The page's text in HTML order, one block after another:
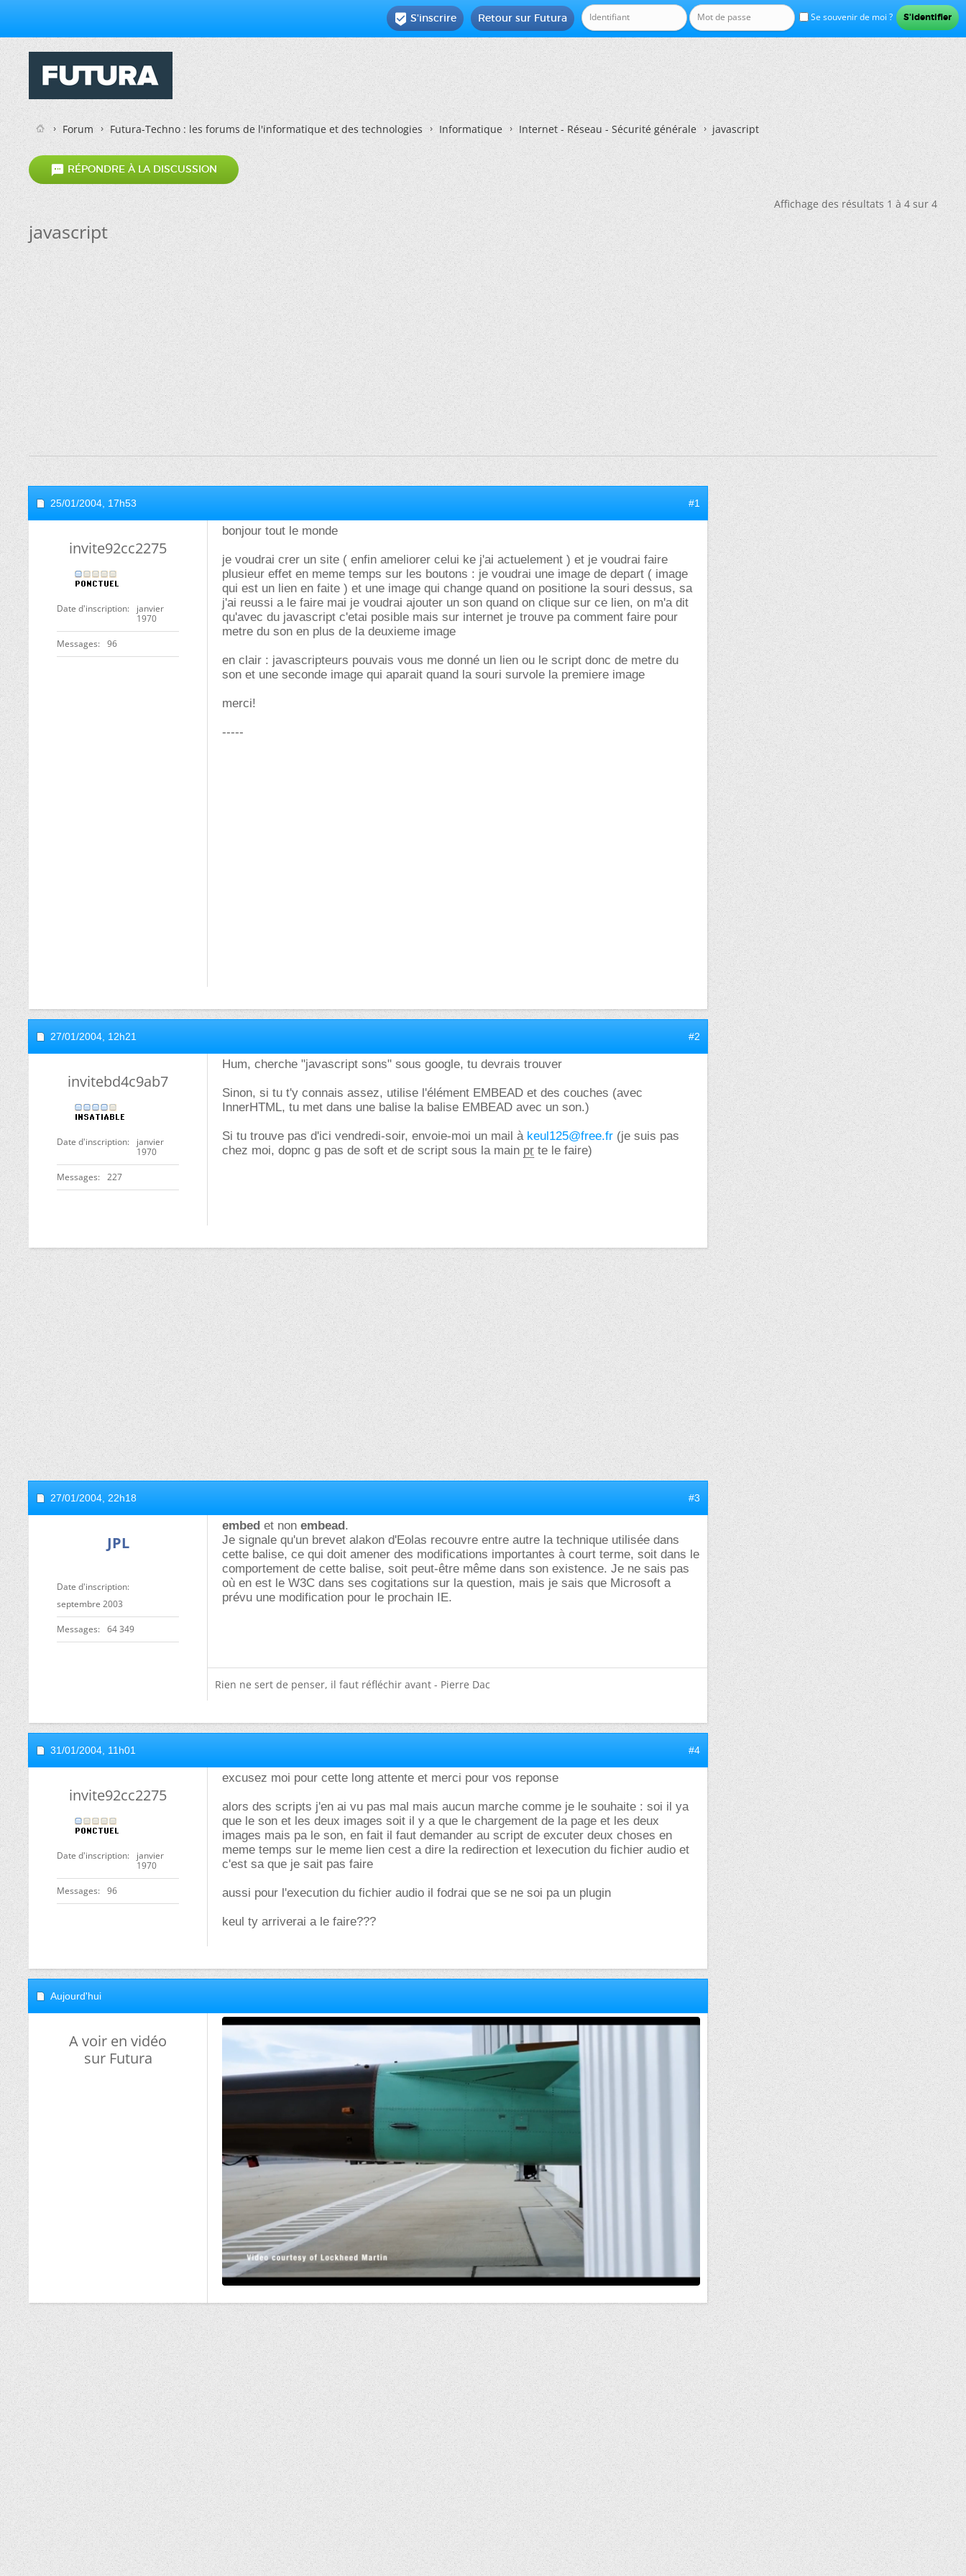
Se souvenir de moi ?
Retour sur Futura
 S'inscrire
Forum Futura-Techno : les forums de l'informatique et des technologies Informatique Internet - Réseau - Sécurité générale javascript
 RÉPONDRE À LA DISCUSSION
Affichage des résultats 1 à 4 sur 4
javascript
25/01/2004, 17h53 #1
invite92cc2275
Date d'inscription
janvier
1970
Messages 96
bonjour tout le monde
je voudrai crer un site ( enfin ameliorer celui ke j'ai actuelement ) et je voudrai faire
plusieur effet en meme temps sur les boutons : je voudrai une image de depart ( image
qui est un lien en faite ) et une image qui change quand on positione la souri dessus, sa
j'ai reussi a le faire mai je voudrai ajouter un son quand on clique sur ce lien, on m'a dit
qu'avec du javascript c'etai posible mais sur internet je trouve pa comment faire pour
metre du son en plus de la deuxieme image
en clair : javascripteurs pouvais vous me donné un lien ou le script donc de metre du
son et une seconde image qui aparait quand la souri survole la premiere image
merci!
-----
27/01/2004, 12h21 #2
invitebd4c9ab7
Date d'inscription
janvier
1970
Messages 227
Hum, cherche "javascript sons" sous google, tu devrais trouver
Sinon, si tu t'y connais assez, utilise l'élément EMBEAD et des couches (avec
InnerHTML, tu met dans une balise la balise EMBEAD avec un son.)
Si tu trouve pas d'ici vendredi-soir, envoie-moi un mail à keul125@free.fr (je suis pas
chez moi, dopnc g pas de soft et de script sous la main pr te le faire)
27/01/2004, 22h18 #3
JPL
Date d'inscription
septembre 2003
Messages 64 349
embed et non embead.
Je signale qu'un brevet alakon d'Eolas recouvre entre autre la technique utilisée dans
cette balise, ce qui doit amener des modifications importantes à court terme, soit dans le
comportement de cette balise, soit peut-être même dans son existence. Je ne sais pas
où en est le W3C dans ses cogitations sur la question, mais je sais que Microsoft a
prévu une modification pour le prochain IE.
Rien ne sert de penser, il faut réfléchir avant - Pierre Dac
31/01/2004, 11h01 #4
invite92cc2275
Date d'inscription
janvier
1970
Messages 96
excusez moi pour cette long attente et merci pour vos reponse
alors des scripts j'en ai vu pas mal mais aucun marche comme je le souhaite : soi il ya
que le son et les deux images soit il y a que le chargement de la page et les deux
images mais pa le son, en fait il faut demander au script de excuter deux choses en
meme temps sur le meme lien cest a dire la redirection et lexecution du fichier audio et
c'est sa que je sait pas faire
aussi pour l'execution du fichier audio il fodrai que se ne soi pa un plugin
keul ty arriverai a le faire???
Aujourd'hui
A voir en vidéo
sur Futura